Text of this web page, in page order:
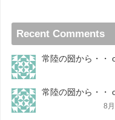
Recent Comments
常陸の圀から・・
常陸の圀から・・
8